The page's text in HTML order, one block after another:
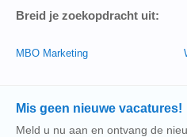
Breid je zoekopdracht uit:
MBO Marketing
Mis geen nieuwe vacatures!
Meld u nu aan en ontvang de